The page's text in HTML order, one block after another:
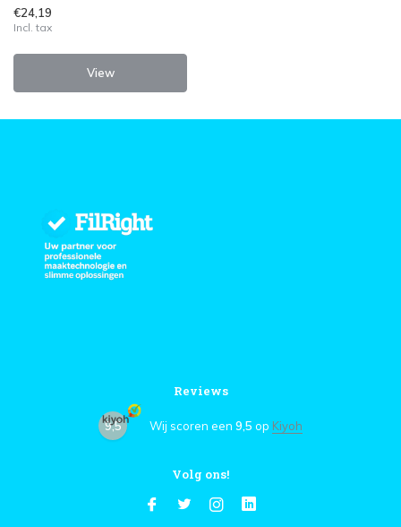
€24,19
Incl. tax
View
Reviews
9,5 Wij scoren een 9,5 op Kiyoh
Volg ons!